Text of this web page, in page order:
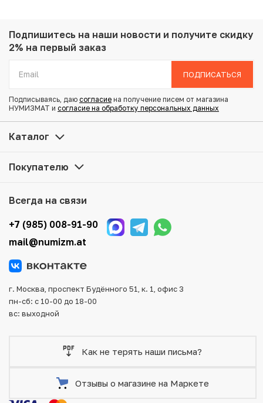
Вес: 5.25 г
Диаметр: 23 мм
Купить 1 пайс 1893 года (BS 1950) Непал по
привлекательной цене можно в нашем интернет-
магазине — Вам достаточно оформить заказ на сайте.
Все монеты, представленные в каталоге, находятся в
Мы доставим Ваш заказ в любой регион России, кроме
оплаты и доставки заказа. Все отправления надежно и
тщательно упаковываются, что исключает возможность
повреждения во время доставки.
Подпишитесь на наши новости и получите скидку
2% на первый заказ
ПОДПИСАТЬСЯ
Подписываясь, даю согласие на получение писем от магазина
НУМИЗМАТ и согласие на обработку персональных данных
Каталог
Покупателю
Всегда на связи
+7 (985) 008-91-90
mail@numizm.at
г. Москва, проспект Будённого 51, к. 1, офис 3
пн-сб: с 10-00 до 18-00
вс: выходной
Как не терять наши письма?
Отзывы о магазине на Маркете